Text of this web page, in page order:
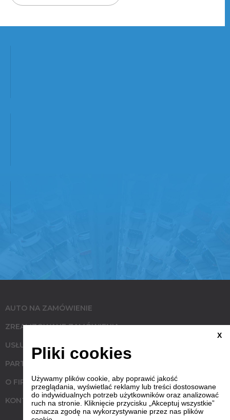
AUTO NA ZAMÓWIENIE
ZREALIZOWANE ZAMÓWIENIA
USŁUGI
PARTNERZY
O FIRMIE
KONTAKT
X
Pliki cookies
Używamy plików cookie, aby poprawić jakość
przeglądania, wyświetlać reklamy lub treści dostosowane
do indywidualnych potrzeb użytkowników oraz analizować
ruch na stronie. Kliknięcie przycisku „Akceptuj wszystkie”
oznacza zgodę na wykorzystywanie przez nas plików